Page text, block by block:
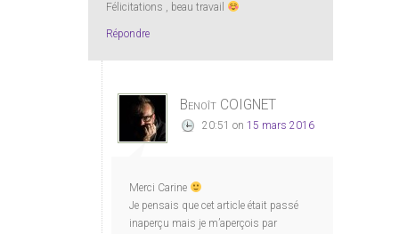
Félicitations , beau travail
Répondre
Benoît COIGNET
20:51 on 15 mars 2016
Merci Carine
Je pensais que cet article était passé
inaperçu mais je m’aperçois par